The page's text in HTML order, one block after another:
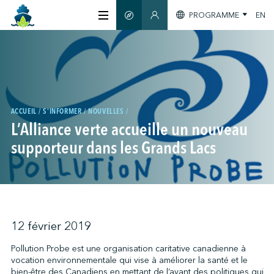
À PROPOS
CERTIFICATION
MEMBRES
GREENTECH
S'INFORMER
NOUS JOINDRE
GUIDE INTELLIGENT
SECTION MEMBRES
PROGRAMME EN
ACCUEIL S'INFORMER NOUVELLES
L’Alliance verte accueille un nouveau
supporteur dans les Grands Lacs
12 février 2019
Pollution Probe est une organisation caritative canadienne à
vocation environnementale qui vise à améliorer la santé et le